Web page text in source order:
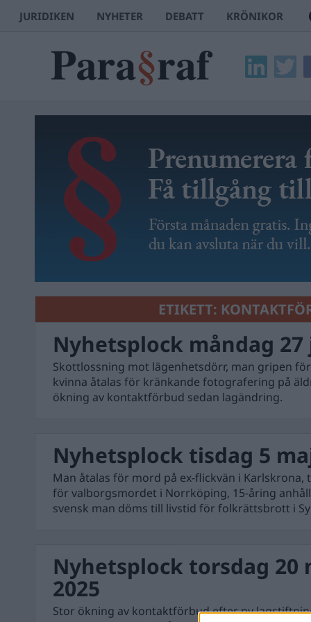
JURIDIKEN NYHETER DEBATT KRÖNIKOR
ETIKETT:
Nyhetsplock måndag 27
Skottlossning mot lägenhetsdörr, man gripen
kvinna åtalas för kränkande fotografering på
ökning av kontaktförbud sedan lagändring.
Nyhetsplock tisdag 5
Man åtalas för mord på ex-flickvän i
för valborgsmordet i Norrköping, 15-åring
svensk man döms till livstid för folkrättsbrott i
Nyhetsplock torsdag 20
2025
Stor ökning av kontaktförbud efter ny